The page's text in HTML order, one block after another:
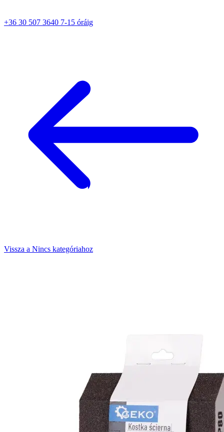
+36 30 507 3640 7-15 óráig
Vissza a Nincs kategóriahoz